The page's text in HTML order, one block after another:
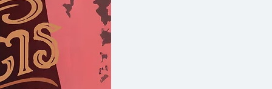
อินเดียนที่เรียบง่าย แต่งดงาม
น ฝังหัวใจข้าไว้ที่วูนเด็ดนี ทั้ง